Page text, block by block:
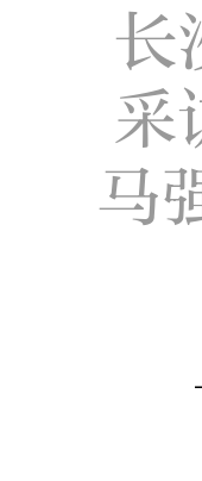
长
采
马
长